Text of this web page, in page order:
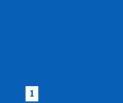
1